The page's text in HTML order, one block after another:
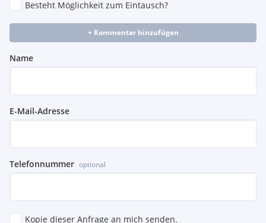
Besteht Möglichkeit zum Eintausch?
+ Kommentar hinzufügen
Name
E-Mail-Adresse
Telefonnummer optional
Kopie dieser Anfrage an mich senden.